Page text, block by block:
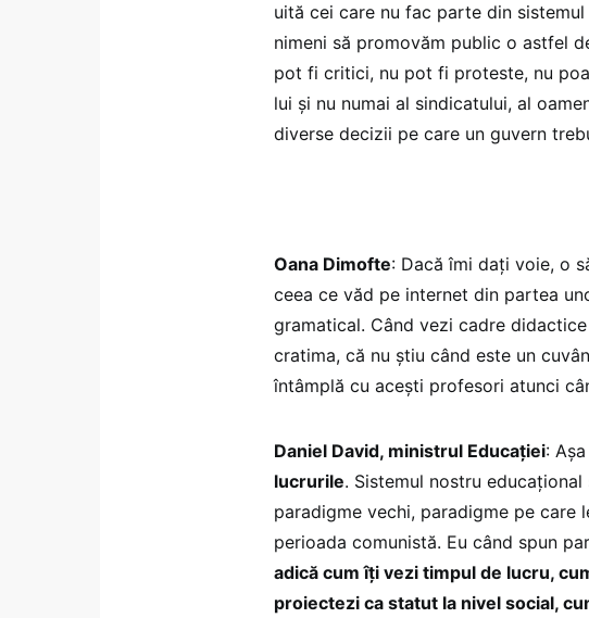
uită cei care nu fac parte din
nimeni să promovăm public o astfel
pot fi critici, nu pot fi proteste, nu
lui și nu numai al sindicatului, al
diverse decizii pe care un guvern
Oana Dimofte: Dacă îmi dați voie, o
ceea ce văd pe internet din partea
gramatical. Când vezi cadre
cratima, că nu știu când este un
întâmplă cu acești profesori atunci
Daniel David, ministrul Educației:
lucrurile. Sistemul nostru
paradigme vechi, paradigme pe care
perioada comunistă. Eu când spun
adică cum îți vezi timpul de lucru,
proiectezi ca statut la nivel social,